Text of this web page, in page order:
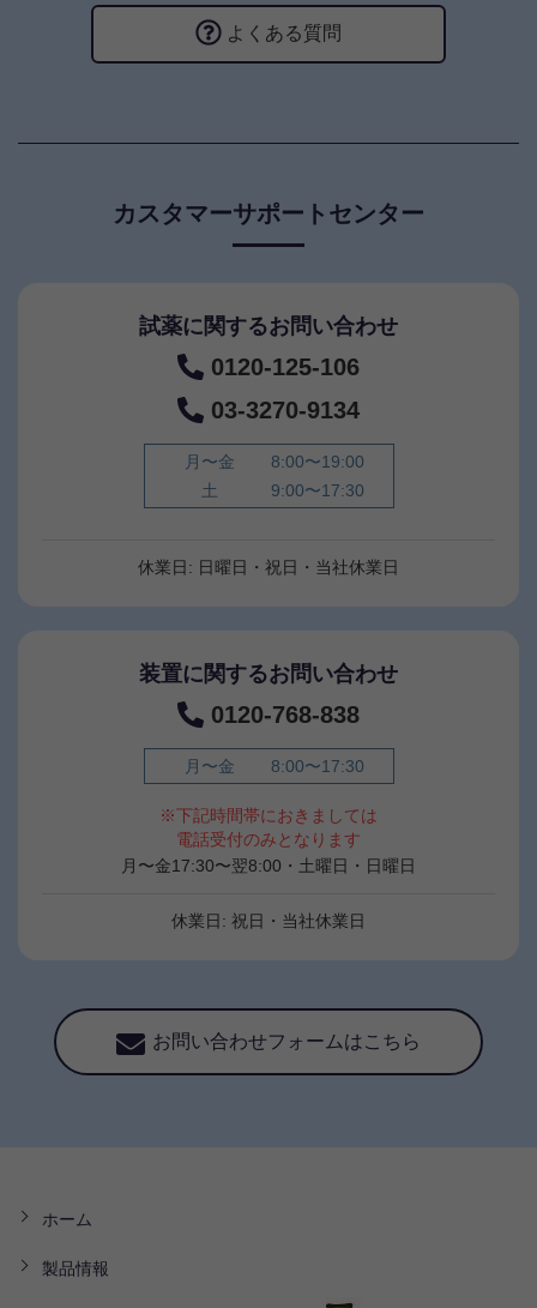
よくある質問
カスタマーサポートセンター
試薬に関するお問い合わせ
0120-125-106
03-3270-9134
月〜金
8:00〜19:00
土
9:00〜17:30
休業日: 日曜日・祝日・当社休業日
装置に関するお問い合わせ
0120-768-838
月〜金 8:00〜17:30
※下記時間帯におきましては
電話受付のみとなります
月〜金17:30〜翌8:00・土曜日・日曜日
休業日: 祝日・当社休業日
お問い合わせフォームはこちら
ホーム
製品情報